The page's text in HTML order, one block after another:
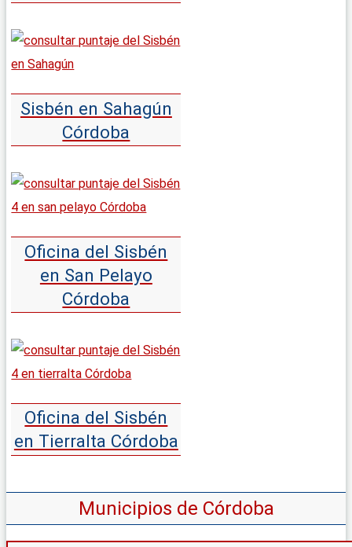
Sisbén en Sahagún
Córdoba
Oficina del Sisbén
en San Pelayo
Córdoba
Oficina del Sisbén
en Tierralta Córdoba
Municipios de Córdoba